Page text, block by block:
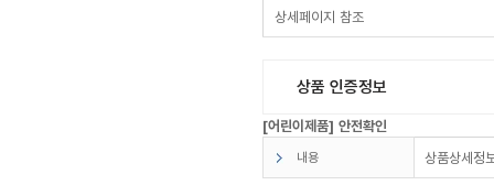
상세페이지 참조
상품 인증정보
[어린이제품] 안전확인
내용 상품상세정